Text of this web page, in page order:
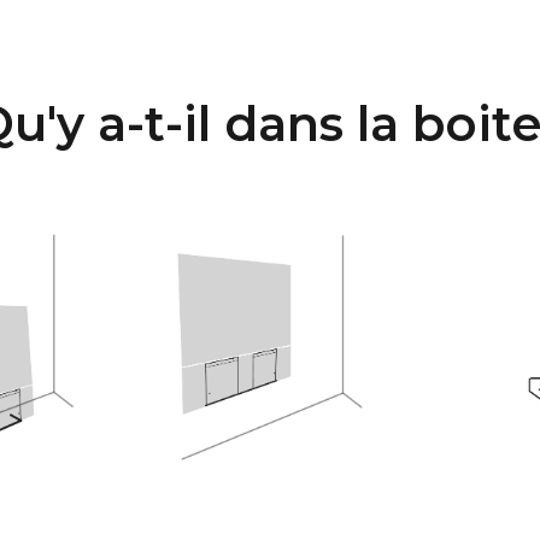
a-t-il dans la